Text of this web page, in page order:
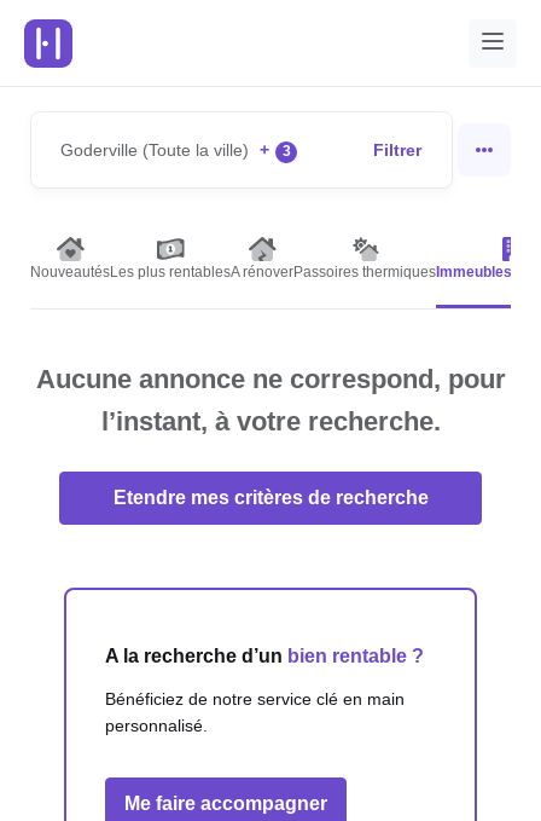
Goderville (Toute la ville) + 3 Filtrer
NouveautésLes plus rentablesA rénoverPassoires thermiques Immeubles de
Aucune annonce ne correspond, pour
l’instant, à votre recherche.
Etendre mes critères de recherche
A la recherche d’un bien rentable ?
Bénéficiez de notre service clé en main
personnalisé.
Me faire accompagner